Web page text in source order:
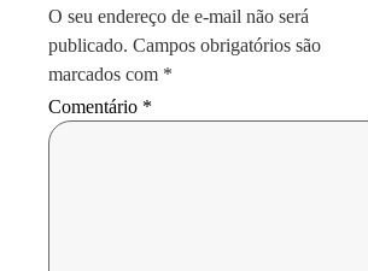
O seu endereço de e-mail não será
publicado. Campos obrigatórios são
marcados com *
Comentário *